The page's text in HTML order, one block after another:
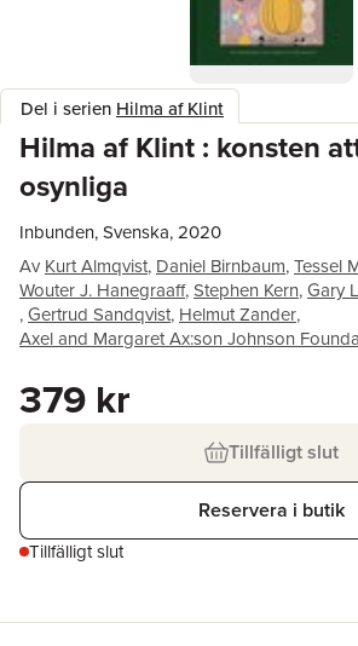
Del i serien Hilma af Klint
Hilma af Klint : konsten
osynliga
Inbunden, Svenska, 2020
Av Kurt Almqvist, Daniel Birnbaum,Tessel
Wouter J. Hanegraaff,Stephen Kern,Gary
,Gertrud Sandqvist, Helmut Zander,
Axel and Margaret Ax:son Johnson
379 kr
Tillfälligt slut
Reservera i butik
Tillfälligt slut